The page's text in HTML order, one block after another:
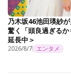
乃木坂46池田瑛紗
驚く「頭良過ぎる
延長中＞
2026/8/7 エンタメ